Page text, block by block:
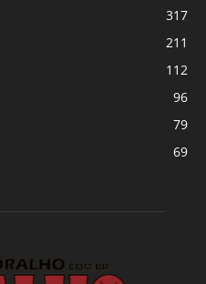
317
211
112
96
79
69